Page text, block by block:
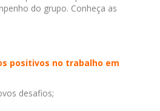
do grupo. Conheça as
positivos no trabalho em
desafios;